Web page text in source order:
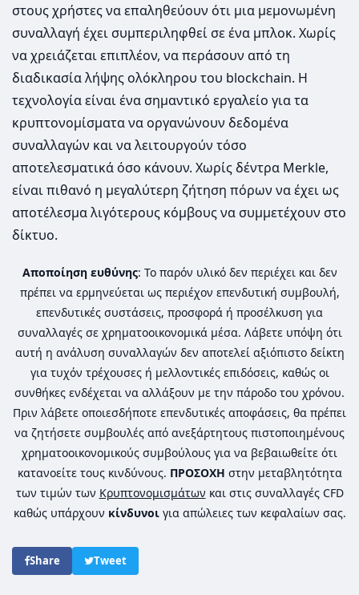
στους χρήστες να επαληθεύουν ότι μια μεμονωμένη
συναλλαγή έχει συμπεριληφθεί σε ένα μπλοκ. Χωρίς
να χρειάζεται επιπλέον, να περάσουν από τη
διαδικασία λήψης ολόκληρου του blockchain. Η
τεχνολογία είναι ένα σημαντικό εργαλείο για τα
κρυπτονομίσματα να οργανώνουν δεδομένα
συναλλαγών και να λειτουργούν τόσο
αποτελεσματικά όσο κάνουν. Χωρίς δέντρα Merkle,
είναι πιθανό η μεγαλύτερη ζήτηση πόρων να έχει ως
αποτέλεσμα λιγότερους κόμβους να συμμετέχουν στο
δίκτυο.
Αποποίηση ευθύνης: Το παρόν υλικό δεν περιέχει και δεν
πρέπει να ερμηνεύεται ως περιέχον επενδυτική συμβουλή,
επενδυτικές συστάσεις, προσφορά ή προσέλκυση για
συναλλαγές σε χρηματοοικονομικά μέσα. Λάβετε υπόψη ότι
αυτή η ανάλυση συναλλαγών δεν αποτελεί αξιόπιστο δείκτη
για τυχόν τρέχουσες ή μελλοντικές επιδόσεις, καθώς οι
συνθήκες ενδέχεται να αλλάξουν με την πάροδο του χρόνου.
Πριν λάβετε οποιεσδήποτε επενδυτικές αποφάσεις, θα πρέπει
να ζητήσετε συμβουλές από ανεξάρτητους πιστοποιημένους
χρηματοοικονομικούς συμβούλους για να βεβαιωθείτε ότι
κατανοείτε τους κινδύνους. ΠΡΟΣΟΧΗ στην μεταβλητότητα
των τιμών των Κρυπτονομισμάτων και στις συναλλαγές CFD
καθώς υπάρχουν κίνδυνοιγια απώλειες των κεφαλαίων σας.
Share Tweet